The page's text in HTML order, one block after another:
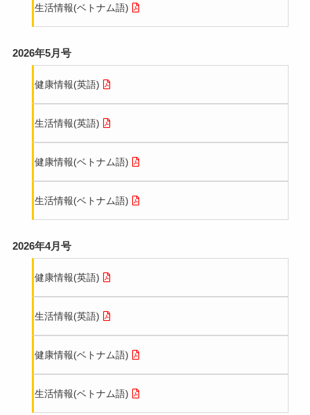
翻訳アプリでは伝わらない。建設現場が選んだ通訳
外国人材の受入は「まず日本人が学ぶ」から－従業
員12名の建設会社が実践する定着支援
外国人材を日本人と同じ物差しで評価。紹介会社に
外国人材の受入体制づくり｜契約書から評価制度ま
でインドネシア語で整備した農園の事例
外国人IT人材の採用から定着まで｜つくば発IT企業
外国人材の採用の取り組みにおける事例
株式会社つくば食品
ヒューマンサポートテクノロジー株式会社
生活情報(ベトナム語)
2026年5月号
健康情報(英語)
生活情報(英語)
健康情報(ベトナム語)
生活情報(ベトナム語)
2026年4月号
健康情報(英語)
生活情報(英語)
健康情報(ベトナム語)
生活情報(ベトナム語)